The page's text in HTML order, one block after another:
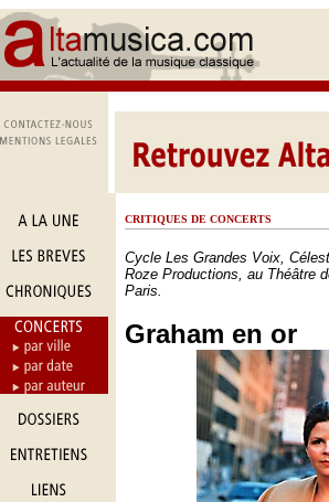
CRITIQUES DE CONCERTS
Cycle Les Grandes Voix,
Roze Productions, au Théâtre
Paris.
Graham en or